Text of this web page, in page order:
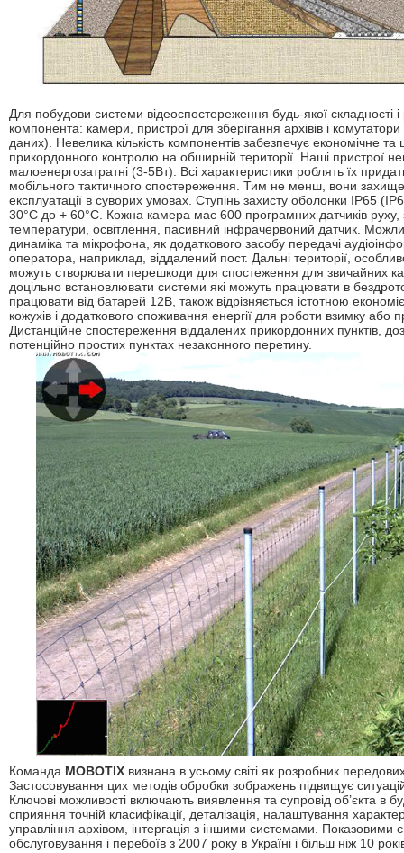
Для побудови системи відеоспостереження будь-якої складності і
компонента: камери, пристрої для зберігання архівів і
даних). Невелика кількість компонентів забезпечує економічне
прикордонного контролю на обширній території. Наші пристрої
малоенергозатратні (3-5Вт). Всі характеристики роблять їх
мобільного тактичного спостереження. Тим не менш, вони
експлуатації в суворих умовах. Ступінь захисту оболонки IP65
30°С до + 60°С. Кожна камера має 600 програмних датчиків руху,
температури, освітлення, пасивний інфрачервоний датчик.
динаміка та мікрофона, як додаткового засобу передачі
оператора, наприклад, віддалений пост. Дальні території,
можуть створювати перешкоди для спостеження для звичайних
доцільно встановлювати системи які можуть працювати в
працювати від батарей 12В, також відрізняється істотною
кожухів і додаткового споживання енергії для роботи взимку або
Дистанційне спостереження віддалених прикордонних пунктів,
потенційно простих пунктах незаконного перетину.
Команда МОВОТІХ визнана в усьому світі як розробник
Застосовування цих методів обробки зображень підвищує
Ключові можливості включають виявлення та супровід об’єкта в
сприяння точній класифікації, деталізація, налаштування
управління архівом, інтергація з іншими системами. Показовими
обслуговування і перебоїв з 2007 року в Україні і більш ніж 10